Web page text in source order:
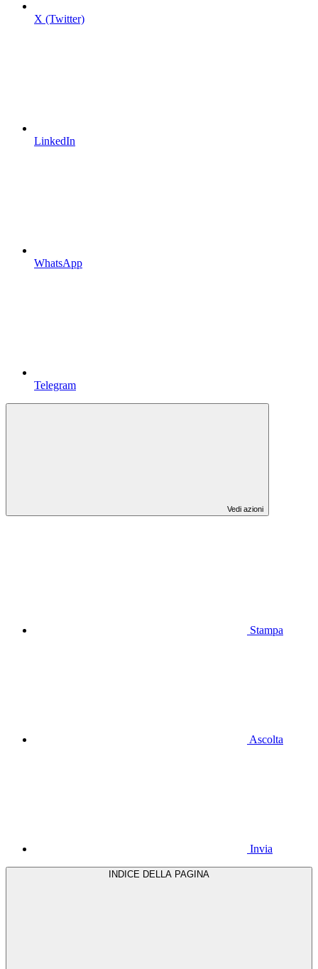
X (Twitter)
LinkedIn
WhatsApp
Telegram
Vedi azioni
Stampa
Ascolta
Invia